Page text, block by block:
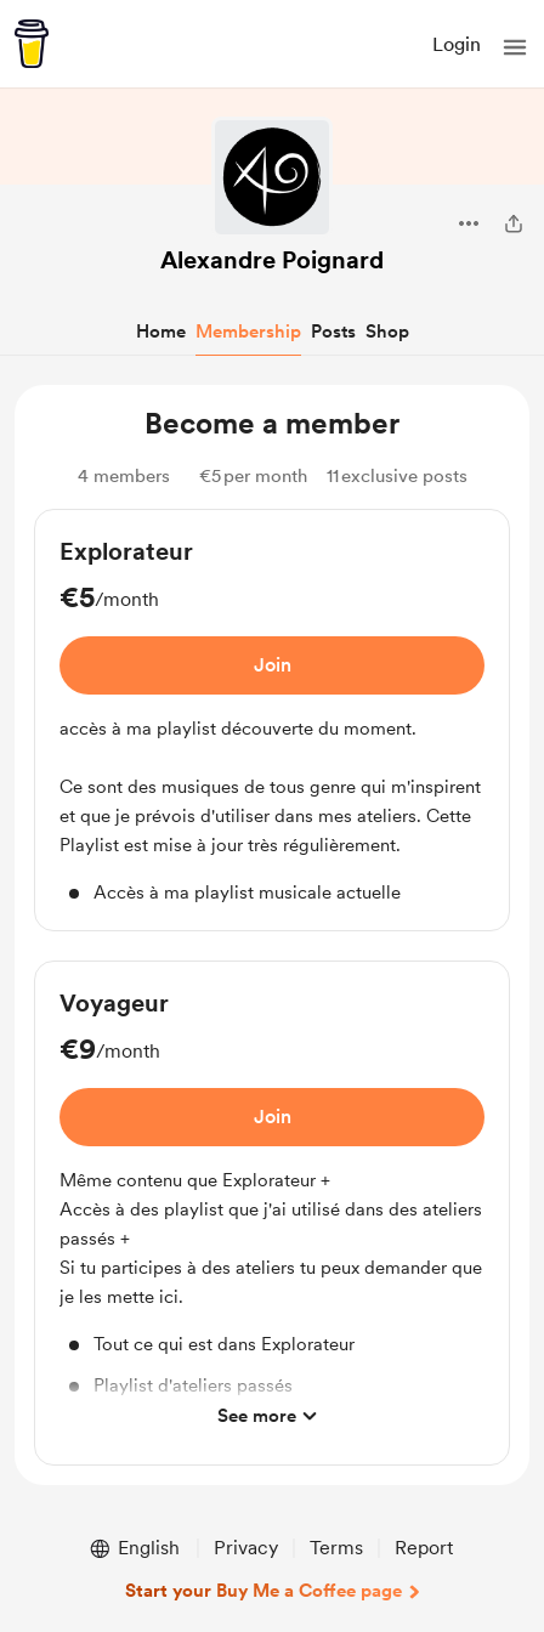
Login
Alexandre Poignard
Home Membership Posts Shop
Become a member
4 members €5per month 11exclusive posts
Explorateur
€5/month
Join
accès à ma playlist découverte du moment.
Ce sont des musiques de tous genre qui m'inspirent
et que je prévois d'utiliser dans mes ateliers. Cette
Playlist est mise à jour très régulièrement.
Accès à ma playlist musicale actuelle
Voyageur
€9/month
Join
Même contenu que Explorateur +
Accès à des playlist que j'ai utilisé dans des ateliers
passés +
Si tu participes à des ateliers tu peux demander que
je les mette ici.
Tout ce qui est dans Explorateur
Playlist d'ateliers passés
See more
English Privacy Terms Report
Start your Buy Me a Coffee page